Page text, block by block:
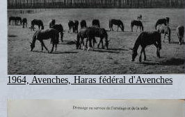
1964, Avenches, Haras fédéral d'Avenches